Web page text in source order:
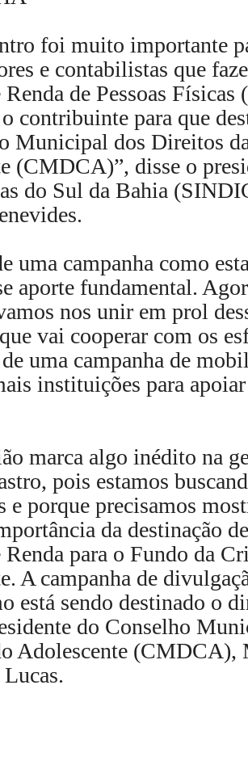
foi muito importante
e contabilistas que
de Pessoas Físicas
contribuinte para que
Municipal dos Direitos
(CMDCA)”, disse o
do Sul da Bahia
uma campanha como
aporte fundamental.
nos unir em prol
vai cooperar com os
uma campanha de
instituições para apoiar
marca algo inédito na
pois estamos
e porque precisamos
da destinação
para o Fundo da
A campanha de
está sendo destinado o
do Conselho
Adolescente (CMDCA),